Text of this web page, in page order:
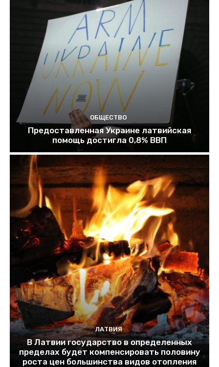
ОБЩЕСТВО
Предоставленная Украине латвийская
помощь достигла 0,8% ВВП
ЛАТВИЯ
В Латвии государство в определенных
пределах будет компенсировать половину
роста цен большинства видов отопления